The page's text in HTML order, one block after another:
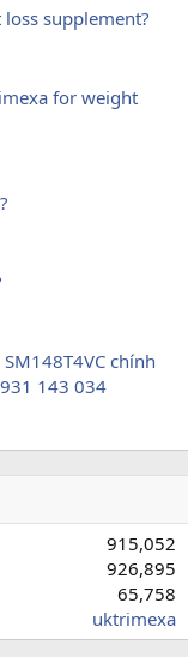
supplement?
for weight
chính
143 034
915,052
926,895
65,758
uktrimexa